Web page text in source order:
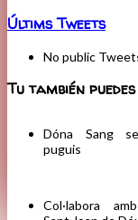
Últims Tweets
No public
Tu también
Dóna Sang
puguis
Col·labora